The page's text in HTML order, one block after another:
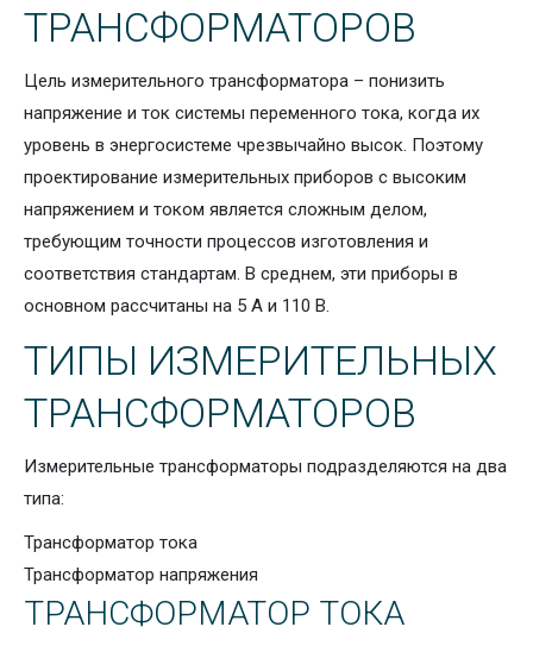
ТРАНСФОРМАТОРОВ
Цель измерительного трансформатора – понизить
напряжение и ток системы переменного тока, когда их
уровень в энергосистеме чрезвычайно высок. Поэтому
проектирование измерительных приборов с высоким
напряжением и током является сложным делом,
требующим точности процессов изготовления и
соответствия стандартам. В среднем, эти приборы в
основном рассчитаны на 5 А и 110 В.
ТИПЫ ИЗМЕРИТЕЛЬНЫХ
ТРАНСФОРМАТОРОВ
Измерительные трансформаторы подразделяются на два
типа:
Трансформатор тока
Трансформатор напряжения
ТРАНСФОРМАТОР ТОКА